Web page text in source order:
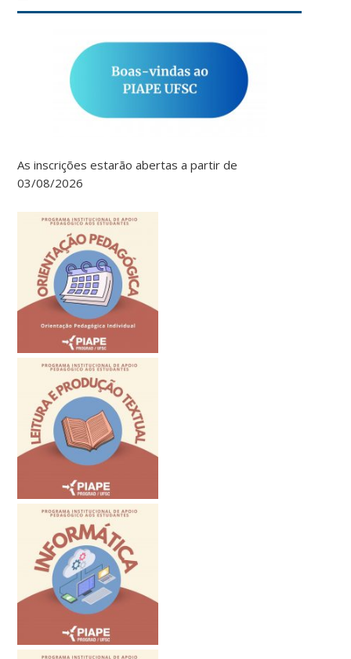
As inscrições estarão abertas a partir de
03/08/2026